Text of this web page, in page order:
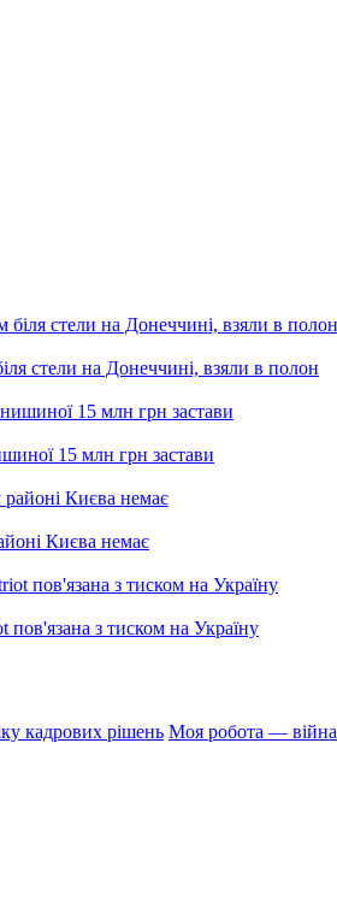
стели на Донеччині, взяли в полон
15 млн грн застави
Києва немає
з тиском на Україну
кадрових рішень Моя робота — війна